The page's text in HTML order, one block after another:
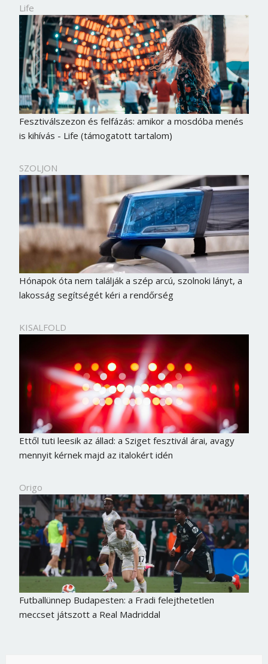
Life
Fesztiválszezon és felfázás: amikor a mosdóba menés
is kihívás - Life (támogatott tartalom)
SZOLJON
Hónapok óta nem találják a szép arcú, szolnoki lányt, a
lakosság segítségét kéri a rendőrség
KISALFOLD
Ettől tuti leesik az állad: a Sziget fesztivál árai, avagy
mennyit kérnek majd az italokért idén
Origo
Futballünnep Budapesten: a Fradi felejthetetlen
meccset játszott a Real Madriddal